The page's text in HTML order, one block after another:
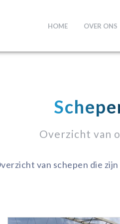
HOME OVER ONS
Overzicht van
van schepen die